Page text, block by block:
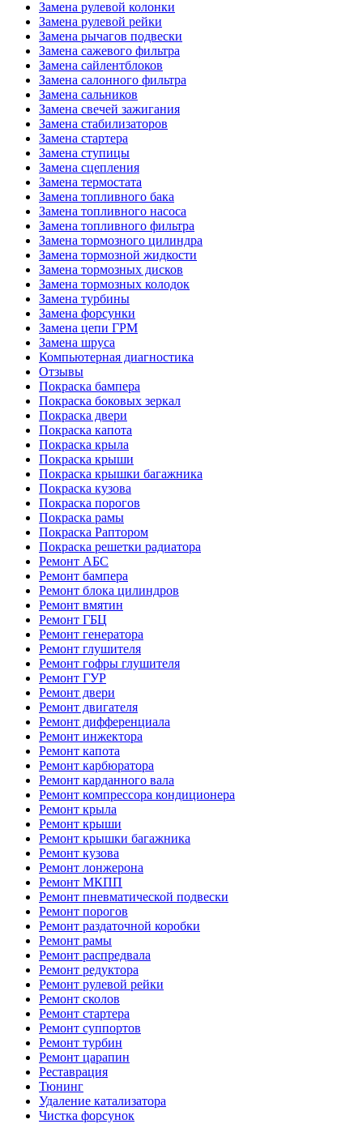
Замена рулевой колонки
Замена рулевой рейки
Замена рычагов подвески
Замена сажевого фильтра
Замена сайлентблоков
Замена салонного фильтра
Замена сальников
Замена свечей зажигания
Замена стабилизаторов
Замена стартера
Замена ступицы
Замена сцепления
Замена термостата
Замена топливного бака
Замена топливного насоса
Замена топливного фильтра
Замена тормозного цилиндра
Замена тормозной жидкости
Замена тормозных дисков
Замена тормозных колодок
Замена турбины
Замена форсунки
Замена цепи ГРМ
Замена шруса
Компьютерная диагностика
Отзывы
Покраска бампера
Покраска боковых зеркал
Покраска двери
Покраска капота
Покраска крыла
Покраска крыши
Покраска крышки багажника
Покраска кузова
Покраска порогов
Покраска рамы
Покраска Раптором
Покраска решетки радиатора
Ремонт АБС
Ремонт бампера
Ремонт блока цилиндров
Ремонт вмятин
Ремонт ГБЦ
Ремонт генератора
Ремонт глушителя
Ремонт гофры глушителя
Ремонт ГУР
Ремонт двери
Ремонт двигателя
Ремонт дифференциала
Ремонт инжектора
Ремонт капота
Ремонт карбюратора
Ремонт карданного вала
Ремонт компрессора кондиционера
Ремонт крыла
Ремонт крыши
Ремонт крышки багажника
Ремонт кузова
Ремонт лонжерона
Ремонт МКПП
Ремонт пневматической подвески
Ремонт порогов
Ремонт раздаточной коробки
Ремонт рамы
Ремонт распредвала
Ремонт редуктора
Ремонт рулевой рейки
Ремонт сколов
Ремонт стартера
Ремонт суппортов
Ремонт турбин
Ремонт царапин
Реставрация
Тюнинг
Удаление катализатора
Чистка форсунок